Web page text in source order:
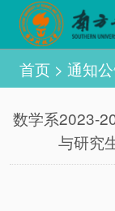
首页> 通知
数学系2023-
与研究